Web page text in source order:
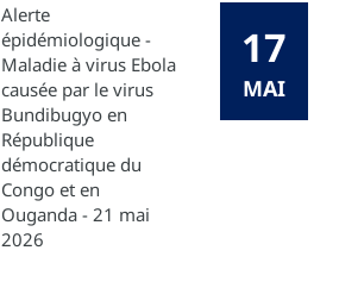
Alerte
épidémiologique -
Maladie à virus Ebola
causée par le virus
Bundibugyo en
République
démocratique du
Congo et en
Ouganda - 21 mai
2026
17
MAI